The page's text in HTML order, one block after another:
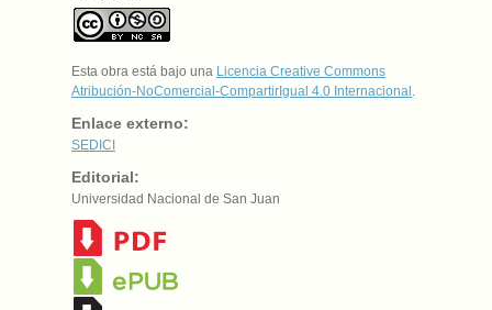
Esta obra está bajo una Licencia Creative Commons
Atribución-NoComercial-CompartirIgual 4.0 Internacional
Enlace externo:
SEDICI
Editorial:
Universidad Nacional de San Juan